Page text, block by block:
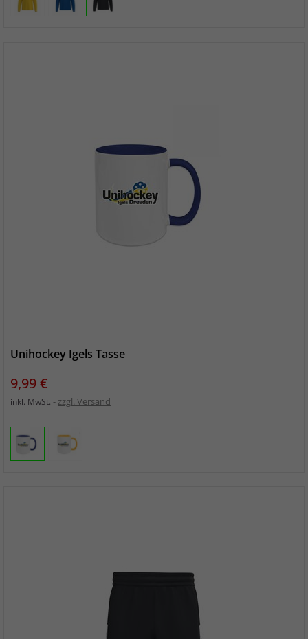
Unihockey Igels Tasse
Preis
9,99 €
inkl. MwSt. zzgl. Versand